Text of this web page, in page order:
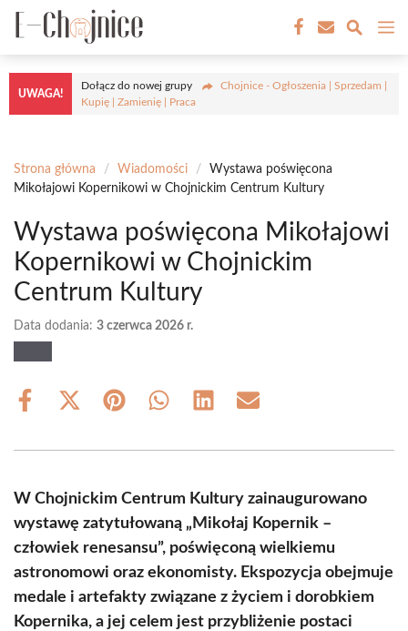
Przejdź
treści
UWAGA!
Dołącz do nowej grupy
Chojnice - Ogłoszenia | Sprzedam |
Kupię | Zamienię | Praca
Strona główna / Wiadomości /
Wystawa poświęcona
Mikołajowi Kopernikowi w Chojnickim Centrum Kultury
Wystawa poświęcona Mikołajowi
Kopernikowi w Chojnickim
Centrum Kultury
Data dodania: 3 czerwca 2026 r.
Share
Share
(Twitter)
Share Share Share Share
W Chojnickim Centrum Kultury zainaugurowano
wystawę zatytułowaną „Mikołaj Kopernik –
człowiek renesansu”, poświęconą wielkiemu
astronomowi oraz ekonomisty. Ekspozycja obejmuje
medale i artefakty związane z życiem i dorobkiem
Kopernika, a jej celem jest przybliżenie postaci